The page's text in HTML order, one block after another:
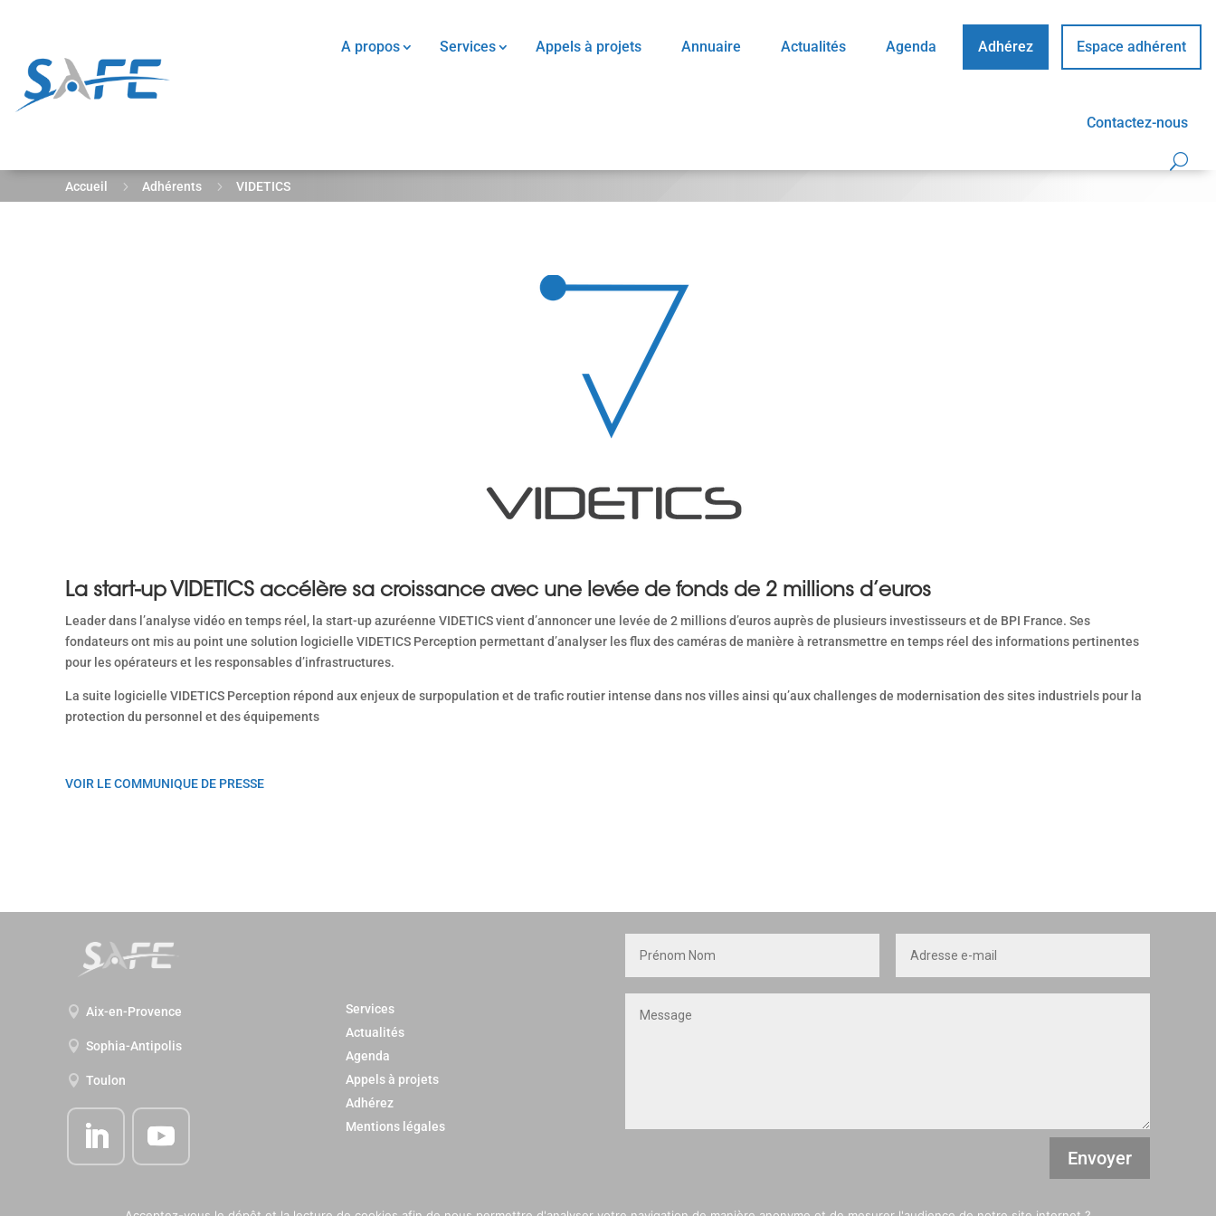
A propos Services Appels à projets Annuaire Actualités Agenda Adhérez Espace adhérent
Contactez-nous
Accueil 5 Adhérents 5 VIDETICS
La start-up VIDETICS accélère sa croissance avec une levée de fonds de 2 millions d’euros
Leader dans l’analyse vidéo en temps réel, la start-up azuréenne VIDETICS vient d’annoncer une levée de 2 millions d’euros auprès de plusieurs investisseurs et de BPI France. Ses
fondateurs ont mis au point une solution logicielle VIDETICS Perception permettant d’analyser les flux des caméras de manière à retransmettre en temps réel des informations pertinentes
pour les opérateurs et les responsables d’infrastructures.
La suite logicielle VIDETICS Perception répond aux enjeux de surpopulation et de trafic routier intense dans nos villes ainsi qu’aux challenges de modernisation des sites industriels pour la
protection du personnel et des équipements
VOIR LE COMMUNIQUE DE PRESSE
 Aix-en-Provence
 Sophia-Antipolis
 Toulon
Services
Actualités
Agenda
Appels à projets
Adhérez
Mentions légales
Envoyer